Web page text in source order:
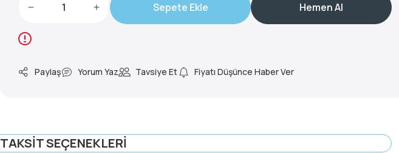
Sepete Ekle Hemen Al
Paylaş Yorum Yaz Tavsiye Et Fiyatı Düşünce Haber Ver
TAKSIT SEÇENEKLERI